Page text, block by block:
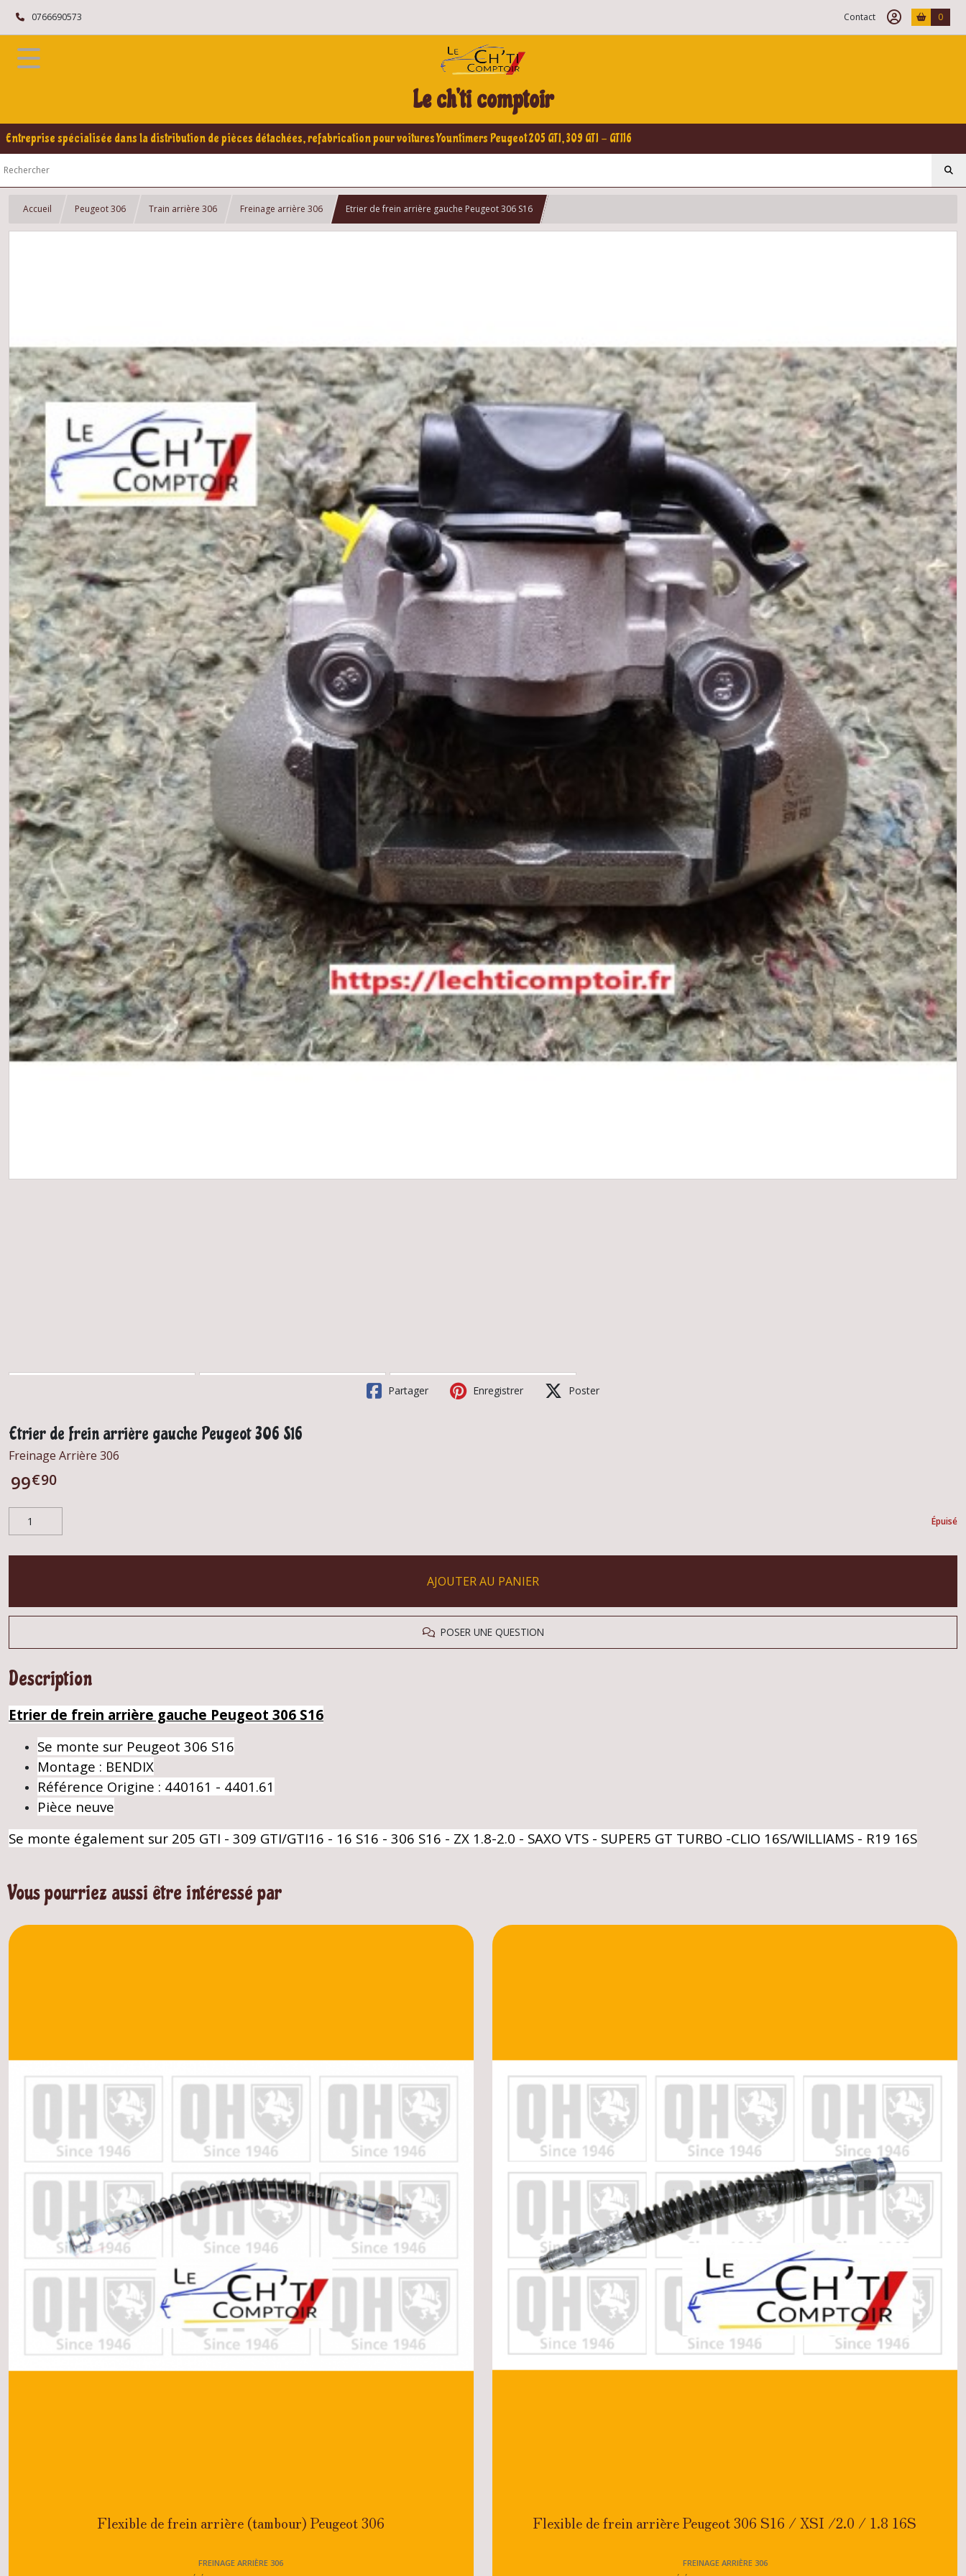
0766690573 Contact 0
Le ch'ti comptoir
Entreprise spécialisée dans la distribution de pièces détachées, refabrication pour voitures Yountimers Peugeot 205 GTI, 309 GTI - GTI16
Accueil Peugeot 306 Train arrière 306 Freinage arrière 306 Etrier de frein arrière gauche Peugeot 306 S16
Partager Enregistrer Poster
Etrier de frein arrière gauche Peugeot 306 S16
Freinage Arrière 306
99€90
Épuisé
AJOUTER AU PANIER
POSER UNE QUESTION
Description
Etrier de frein arrière gauche Peugeot 306 S16
Se monte sur Peugeot 306 S16
Montage : BENDIX
Référence Origine : 440161 - 4401.61
Pièce neuve
Se monte également sur 205 GTI - 309 GTI/GTI16 - 16 S16 - 306 S16 - ZX 1.8-2.0 - SAXO VTS - SUPER5 GT TURBO -CLIO 16S/WILLIAMS - R19 16S
Vous pourriez aussi être intéressé par
Flexible de frein arrière (tambour) Peugeot 306
FREINAGE ARRIÈRE 306
Flexible de frein arrière Peugeot 306 S16 / XSI /2.0 / 1.8 16S
FREINAGE ARRIÈRE 306